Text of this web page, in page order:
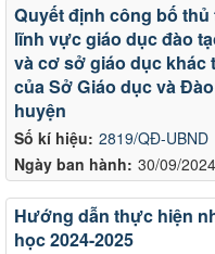
Số kí hiệu: 2819/QĐ-UBND
Ngày ban hành: 30/09/2024
Quyết định công bố
lĩnh vực giáo dục đào
và cơ sở giáo dục khác
của Sở Giáo dục và
huyện
Hướng dẫn thực hiện
học 2024-2025